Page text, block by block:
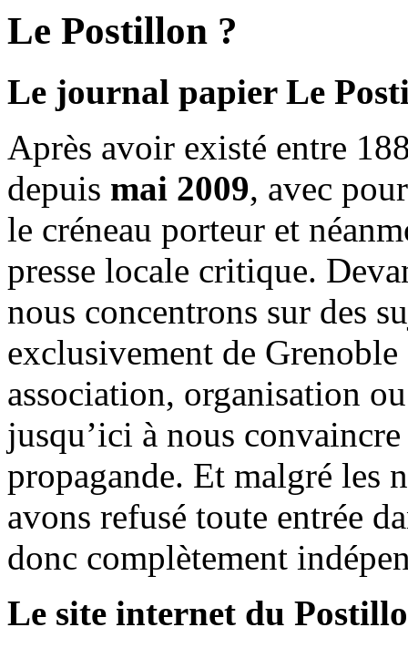
Le Postillon ?
Le journal papier Le
Après avoir existé entre
depuis mai 2009, avec
le créneau porteur et
presse locale critique.
nous concentrons sur des
exclusivement de
association, organisation
jusqu’ici à nous
propagande. Et malgré les
avons refusé toute entrée
donc complètement
Le site internet du